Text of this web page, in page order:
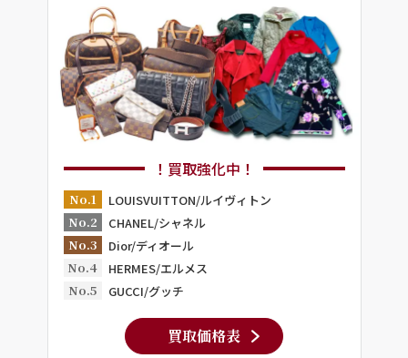
！買取強化中！
No.1
LOUISVUITTON/ルイヴィトン
No.2
CHANEL/シャネル
No.3
Dior/ディオール
No.4
HERMES/エルメス
No.5
GUCCI/グッチ
買取価格表